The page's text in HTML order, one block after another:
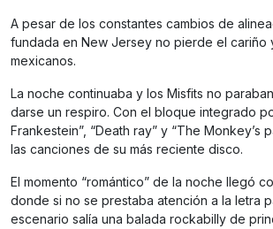
A pesar de los constantes cambios de
fundada en New Jersey no pierde el cariño
mexicanos.
La noche continuaba y los Misfits no
darse un respiro. Con el bloque integrado
Frankestein”, “Death ray” y “The Monkey’s
las canciones de su más reciente disco.
El momento “romántico” de la noche llegó
donde si no se prestaba atención a la letra
escenario salía una balada rockabilly de